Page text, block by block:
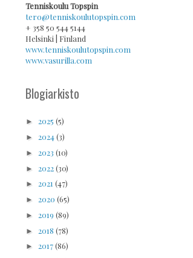
Tenniskoulu Topspin
tero@tenniskoulutopspin.com
+ 358 50 544 5144
Helsinki | Finland
www.tenniskoulutopspin.com
www.vasurilla.com
Blogiarkisto
► 2025 (5)
► 2024(3)
► 2023 (10)
► 2022(30)
► 2021 (47)
► 2020 (65)
► 2019 (89)
► 2018 (78)
► 2017(86)